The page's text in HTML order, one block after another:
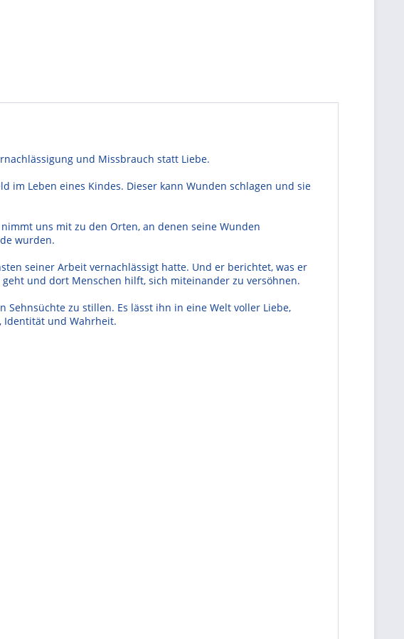
und Missbrauch statt Liebe.
im Leben eines Kindes. Dieser kann Wunden schlagen und sie
uns mit zu den Orten, an denen seine Wunden
wurden.
seiner Arbeit vernachlässigt hatte. Und er berichtet, was er
und dort Menschen hilft, sich miteinander zu versöhnen.
zu stillen. Es lässt ihn in eine Welt voller Liebe,
Identität und Wahrheit.